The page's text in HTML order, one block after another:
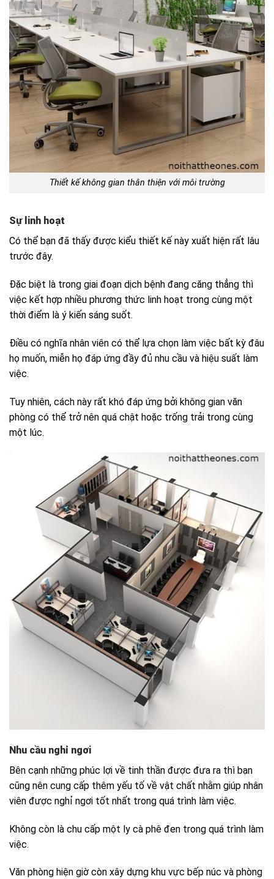
Thiết kế không gian thân thiện với môi trường
Sự linh hoạt
Có thể bạn đã thấy được kiểu thiết kế này xuất hiện rất lâu
trước đây.
Đặc biệt là trong giai đoạn dịch bệnh đang căng thẳng thì
việc kết hợp nhiều phương thức linh hoạt trong cùng một
thời điểm là ý kiến sáng suốt.
Điều có nghĩa nhân viên có thể lựa chọn làm việc bất kỳ đâu
họ muốn, miễn họ đáp ứng đầy đủ nhu cầu và hiệu suất làm
việc.
Tuy nhiên, cách này rất khó đáp ứng bởi không gian văn
phòng có thể trở nên quá chật hoặc trống trải trong cùng
một lúc.
Nhu cầu nghỉ ngơi
Bên cạnh những phúc lợi về tinh thần được đưa ra thì bạn
cũng nên cung cấp thêm yếu tố về vật chất nhằm giúp nhân
viên được nghỉ ngơi tốt nhất trong quá trình làm việc.
Không còn là chu cấp một ly cà phê đen trong quá trình làm
việc.
Văn phòng hiện giờ còn xây dựng khu vực bếp núc và phòng